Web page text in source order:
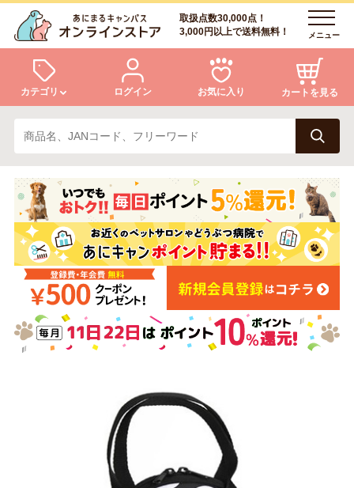
取扱点数30,000点！
3,000円以上で送料無料！
メニュー
カテゴリ
犬 猫
小動物・鳥 アクア・爬虫類・昆虫
ドッグフード キャットフード
美容・ケア用品 服・おさんぽ用品
トリマーグッズ シニアサポート
ログイン お気に入り カートを見る
ログイン
会員登録
あにまるキャンパスについて
アフターサービス
商品リクエスト